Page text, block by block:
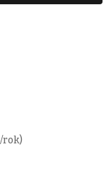
rok)